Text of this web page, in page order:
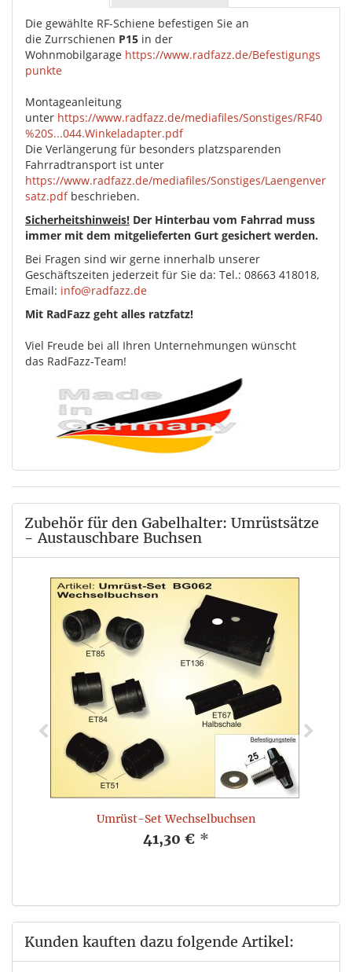
Die gewählte RF-Schiene befestigen Sie an
die Zurrschienen P15 in der
Wohnmobilgarage https://www.radfazz.de/Befestigungs
punkte
Montageanleitung
unter https://www.radfazz.de/mediafiles/Sonstiges/RF40
%20S...044.Winkeladapter.pdf
Die Verlängerung für besonders platzsparenden
Fahrradtransport ist unter
https://www.radfazz.de/mediafiles/Sonstiges/Laengenver
satz.pdfbeschrieben.
Sicherheitshinweis! Der Hinterbau vom Fahrrad muss
immer mit dem mitgelieferten Gurt gesichert werden.
Bei Fragen sind wir gerne innerhalb unserer
Geschäftszeiten jederzeit für Sie da: Tel.: 08663 418018,
Email: info@radfazz.de
Mit RadFazz geht alles ratzfatz!
Viel Freude bei all Ihren Unternehmungen wünscht
das RadFazz-Team!
Zubehör für den Gabelhalter: Umrüstsätze
- Austauschbare Buchsen
Umrüst-Set Wechselbuchsen
41,30 € *
Kunden kauften dazu folgende Artikel: